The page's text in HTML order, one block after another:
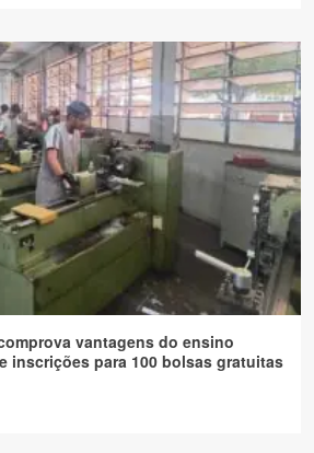
vantagens do ensino
inscrições para 100 bolsas gratuitas